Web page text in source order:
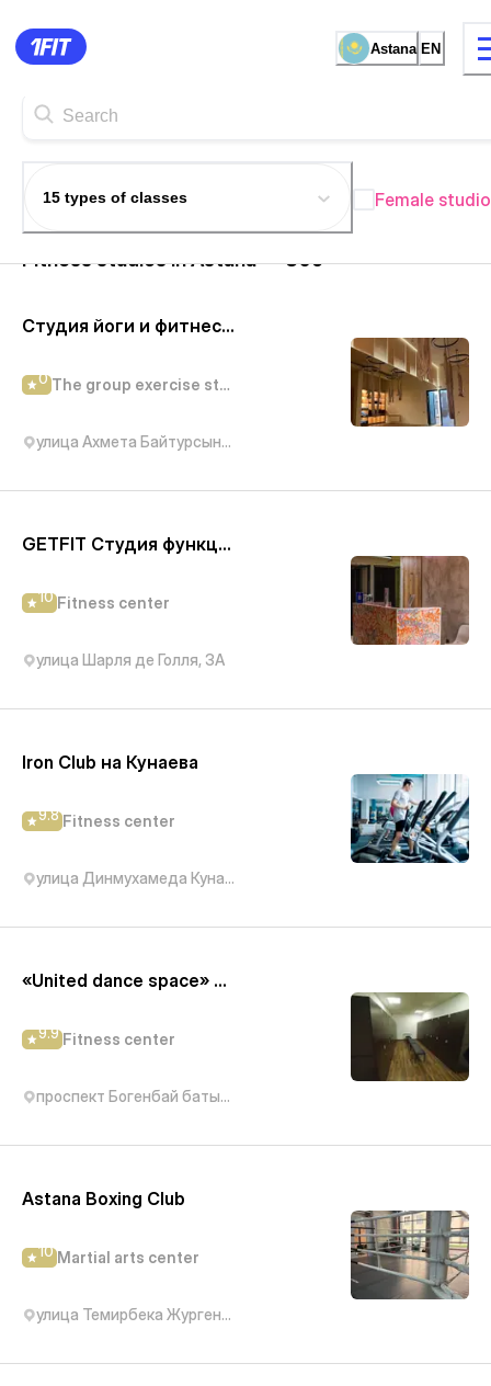
Astana EN
15 types of classes Female
Fitness studios in Astana— 305+
Студия йоги и фитнеса «Atmosfera» на Нурмагамбетова
0 The group exercise studio
улица Ахмета Байтурсынова
GETFIT Студия функциональных тренировок и растяжки для девушек (Шарля де Голля, 3а)
10 Fitness center
улица Шарля де Голля, 3А
Iron Club на Кунаева
9.8 Fitness center
улица Динмухамеда Кунаева, 14
«United dance space» БЦ Фаворит
9.9 Fitness center
проспект Богенбай батыра, 56А
Astana Boxing Club
10 Martial arts center
улица Темирбека Жургенова, 19